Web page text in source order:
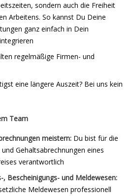
sondern auch die Freiheit
Arbeitens. So kannst Du Deine
ganz einfach in Dein
regelmäßige Firmen- und
eine längere Auszeit? Bei uns kein
Team
meistern: Du bist für die
Gehaltsabrechnungen eines
verantwortlich
, Bescheinigungs- und Meldewesen:
Meldewesen professionell